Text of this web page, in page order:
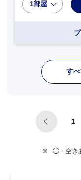
1部屋
す
1
◯ : 空き